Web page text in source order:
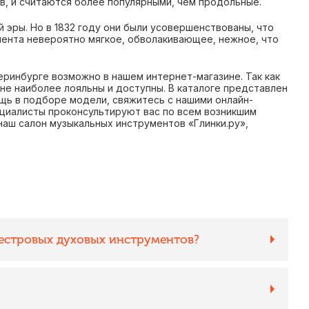
Но в 1832 году они были усовершенствованы, что
невероятно мягкое, обволакивающее, нежное, что
возможно в нашем интернет-магазине. Так как
наиболее лояльны и доступны. В каталоге представлен
в подборе модели, свяжитесь с нашими онлайн-
проконсультируют вас по всем возникшим
салон музыкальных инструментов «Глинки.ру»,
духовых инструментов?